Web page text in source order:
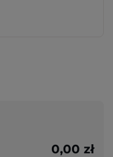
0,00 zł